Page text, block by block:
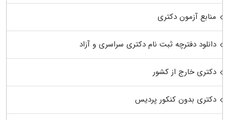
منابع آزمون دکتری
دانلود دفترچه ثبت نام دکتری سراسری و آزاد
دکتری خارج از کشور
دکتری بدون کنکور پردیس